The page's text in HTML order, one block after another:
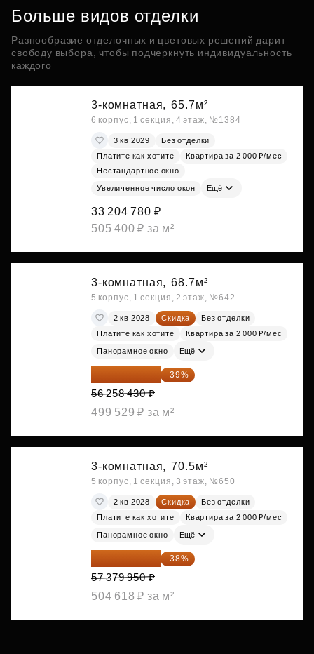
Больше видов отделки
Разнообразие отделочных и цветовых решений дарит
свободу выбора, чтобы подчеркнуть индивидуальность
каждого
3-комнатная, 65.7м²
6 корпус, 1 секция, 4 этаж, №1384
3 кв 2029
Без отделки
Платите как хотите
Квартира за 2 000 ₽/мес
Нестандартное окно
Увеличенное число окон Ещё
33 204 780 ₽
505 400 ₽ за м²
3-комнатная, 68.7м²
5 корпус, 1 секция, 2 этаж, №642
2 кв 2028 Скидка
Без отделки
Платите как хотите
Квартира за 2 000 ₽/мес
Панорамное окно Ещё
34 317 642 ₽ -39%
56 258 430 ₽
499 529 ₽ за м²
3-комнатная, 70.5м²
5 корпус, 1 секция, 3 этаж, №650
2 кв 2028 Скидка
Без отделки
Платите как хотите
Квартира за 2 000 ₽/мес
Панорамное окно Ещё
35 575 569 ₽ -38%
57 379 950 ₽
504 618 ₽ за м²